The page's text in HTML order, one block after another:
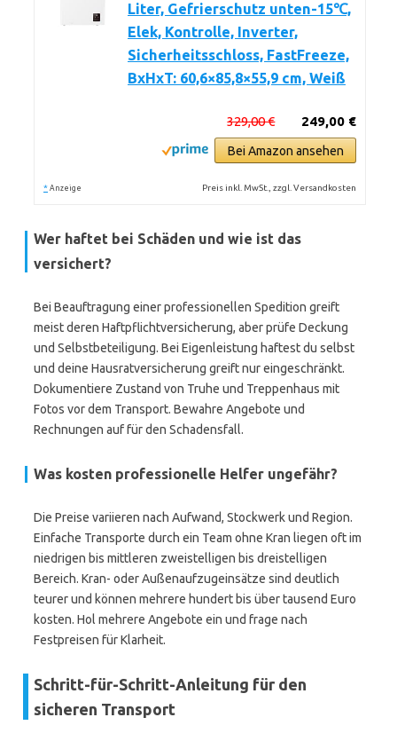
Liter, Gefrierschutz unten-15℃,
Elek, Kontrolle, Inverter,
Sicherheitsschloss, FastFreeze,
BxHxT: 60,6×85,8×55,9 cm, Weiß
249,00 €
329,00 €
Bei Amazon ansehen
* Anzeige Preis inkl. MwSt., zzgl. Versandkosten
Wer haftet bei Schäden und wie ist das
versichert?
Bei Beauftragung einer professionellen Spedition greift
meist deren Haftpflichtversicherung, aber prüfe Deckung
und Selbstbeteiligung. Bei Eigenleistung haftest du selbst
und deine Hausratversicherung greift nur eingeschränkt.
Dokumentiere Zustand von Truhe und Treppenhaus mit
Fotos vor dem Transport. Bewahre Angebote und
Rechnungen auf für den Schadensfall.
Was kosten professionelle Helfer ungefähr?
Die Preise variieren nach Aufwand, Stockwerk und Region.
Einfache Transporte durch ein Team ohne Kran liegen oft im
niedrigen bis mittleren zweistelligen bis dreistelligen
Bereich. Kran- oder Außenaufzugeinsätze sind deutlich
teurer und können mehrere hundert bis über tausend Euro
kosten. Hol mehrere Angebote ein und frage nach
Festpreisen für Klarheit.
Schritt-für-Schritt-Anleitung für den
sicheren Transport